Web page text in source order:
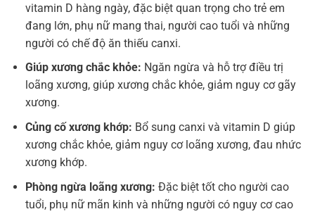
vitamin D hàng ngày, đặc biệt quan trọng cho trẻ em
đang lớn, phụ nữ mang thai, người cao tuổi và những
người có chế độ ăn thiếu canxi.
Giúp xương chắc khỏe: Ngăn ngừa và hỗ trợ điều trị
loãng xương, giúp xương chắc khỏe, giảm nguy cơ gãy
xương.
Củng cố xương khớp: Bổ sung canxi và vitamin D giúp
xương chắc khỏe, giảm nguy cơ loãng xương, đau nhức
xương khớp.
Phòng ngừa loãng xương: Đặc biệt tốt cho người cao
tuổi, phụ nữ mãn kinh và những người có nguy cơ cao